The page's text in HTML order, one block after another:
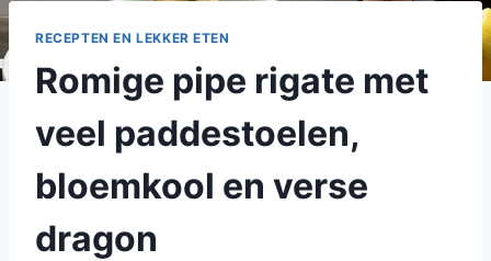
RECEPTEN EN LEKKER ETEN
Romige pipe rigate met
veel paddestoelen,
bloemkool en verse
dragon